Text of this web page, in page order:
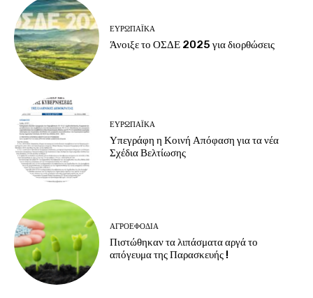
ΕΥΡΩΠΑΪΚΆ
Άνοιξε το ΟΣΔΕ 2025 για διορθώσεις
ΕΥΡΩΠΑΪΚΆ
Υπεγράφη η Κοινή Απόφαση για τα νέα
Σχέδια Βελτίωσης
ΑΓΡΟΕΦΌΔΙΑ
Πιστώθηκαν τα λιπάσματα αργά το
απόγευμα της Παρασκευής !